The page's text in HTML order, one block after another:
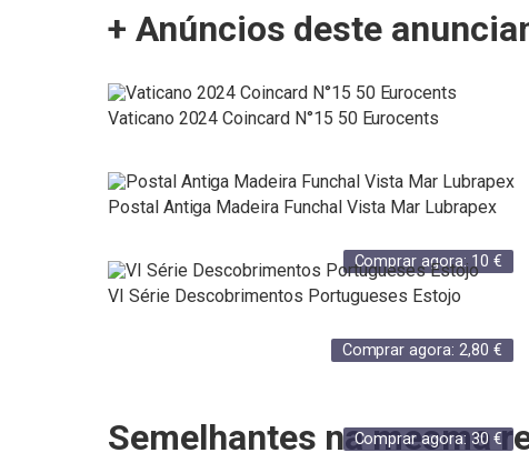
+ Anúncios deste
Vaticano 2024 Coincard N°15 50 Eurocents
Comprar agora: 10 €
Postal Antiga Madeira Funchal Vista Mar Lubrapex
Comprar agora: 2,80 €
VI Série Descobrimentos Portugueses Estojo
Comprar agora:30 €
Semelhantes na mesma